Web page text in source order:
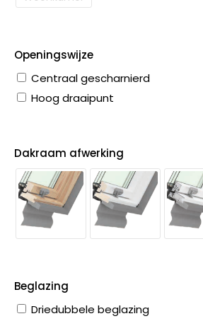
Openingswijze
Centraal gescharnierd
Hoog draaipunt
Dakraam afwerking
Beglazing
Driedubbele beglazing